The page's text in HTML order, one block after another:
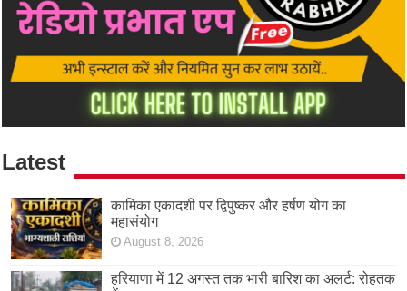
Latest
कामिका एकादशी पर द्विपुष्कर और हर्षण योग का
महासंयोग
August 8, 2026
हरियाणा में 12 अगस्त तक भारी बारिश का अलर्ट: रोहतक